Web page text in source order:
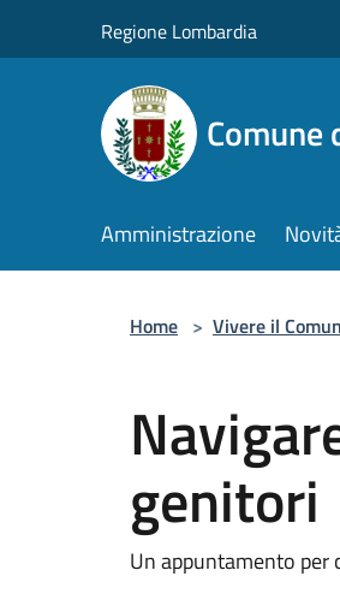
Regione Lombardia
Comune
Amministrazione
Home > Vivere il
genitori
Un appuntamento per